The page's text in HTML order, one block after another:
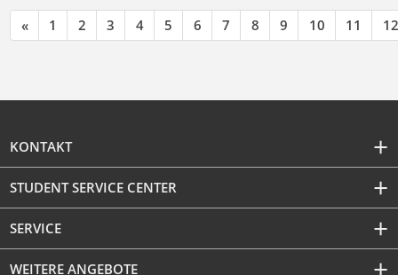
« 1 2 3 4 5 6 7 8 9 10 11 12
KONTAKT
STUDENT SERVICE CENTER
SERVICE
WEITERE ANGEBOTE